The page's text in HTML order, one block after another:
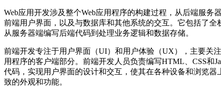
Web应用开发涉及整个Web应用程序的构建过程，从后端服务
前端用户界面，以及与数据库和其他系统的交互。它包括了全
从服务器端编写后端代码到处理业务逻辑和数据存储。
前端开发专注于用户界面（UI）和用户体验（UX），主要关
用程序的客户端部分。前端开发人员负责编写HTML、CSS和
代码，实现用户界面的设计和交互，使其在各种设备和浏览器
致的外观和功能。